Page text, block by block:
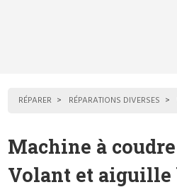
RÉPARER RÉPARATIONS DIVERSES
Machine à
Volant et aiguille